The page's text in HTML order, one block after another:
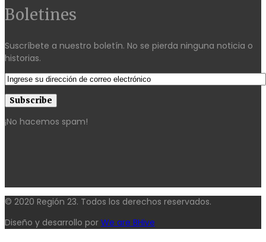
Boletines
Suscríbete a nuestro boletín. No se pierda ninguna noticia o
historias.
¡No hacemos spam!
© 2020 Región 23. Todos los derechos reservados.
Diseño y desarrollo por We are BHive